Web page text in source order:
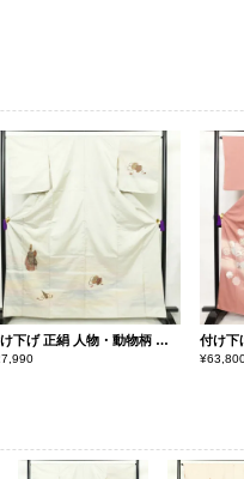
付け下げ 正絹 人物・動物柄 袷仕立て 身丈165.5cm 裄丈67cm 共八掛 金彩 フォーマル 着物 白
¥